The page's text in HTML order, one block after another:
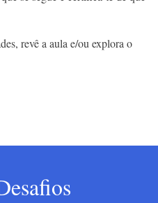
revê a aula e/ou explora o